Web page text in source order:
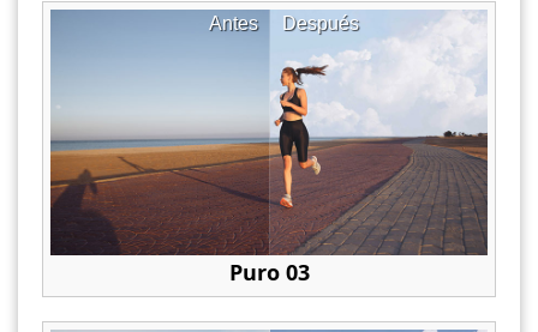
Después
Antes
Puro 03